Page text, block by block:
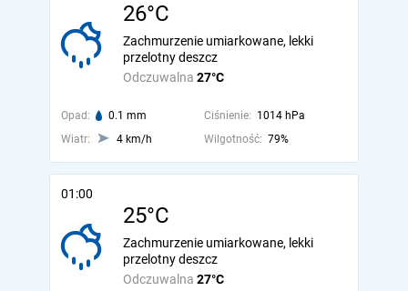
26°C
Odczuwalna 27°C
Zachmurzenie umiarkowane, lekki
przelotny deszcz
Opad: 0.1 mm Ciśnienie: 1014 hPa
Wiatr:
4 km/h Wilgotność: 79%
01:00
25°C
Odczuwalna 27°C
Zachmurzenie umiarkowane, lekki
przelotny deszcz